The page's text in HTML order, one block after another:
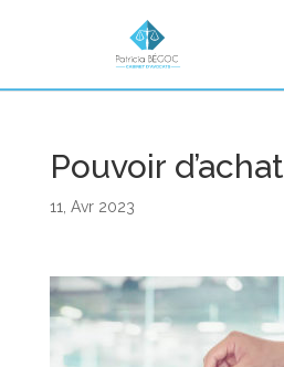
Pouvoir d’achat
11, Avr 2023